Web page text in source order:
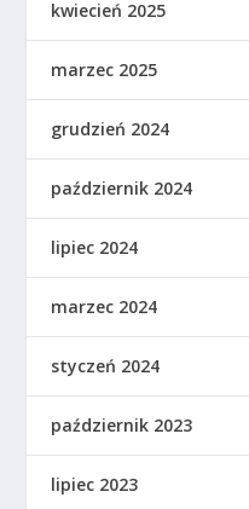
kwiecień 2025
marzec 2025
grudzień 2024
październik 2024
lipiec 2024
marzec 2024
styczeń 2024
październik 2023
lipiec 2023